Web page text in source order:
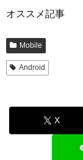
オススメ記事
Mobile
Android
X